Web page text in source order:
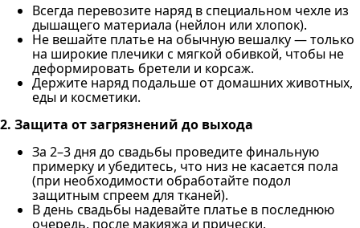
Всегда перевозите наряд в специальном чехле из
дышащего материала (нейлон или хлопок).
Не вешайте платье на обычную вешалку — только
на широкие плечики с мягкой обивкой, чтобы не
деформировать бретели и корсаж.
Держите наряд подальше от домашних животных,
еды и косметики.
2. Защита от загрязнений до выхода
За 2–3 дня до свадьбы проведите финальную
примерку и убедитесь, что низ не касается пола
(при необходимости обработайте подол
защитным спреем для тканей).
В день свадьбы надевайте платье в последнюю
очередь, после макияжа и прически.